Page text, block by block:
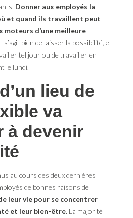
Donner aux employés la
et quand ils travaillent peut
moteurs d’une meilleure
s’agit bien de laisser la possibilité, et
tel jour ou de travailler en
le lundi.
lieu de
va
à devenir
au cours des deux dernières
de bonnes raisons de
leur vie pour se concentrer
et leur bien-être. La majorité